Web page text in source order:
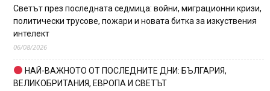
Светът през последната седмица: войни, миграционни кризи,
политически трусове, пожари и новата битка за изкуствения
интелект
06/08/2026
НАЙ-ВАЖНОТО ОТ ПОСЛЕДНИТЕ ДНИ: БЪЛГАРИЯ,
ВЕЛИКОБРИТАНИЯ, ЕВРОПА И СВЕТЪТ